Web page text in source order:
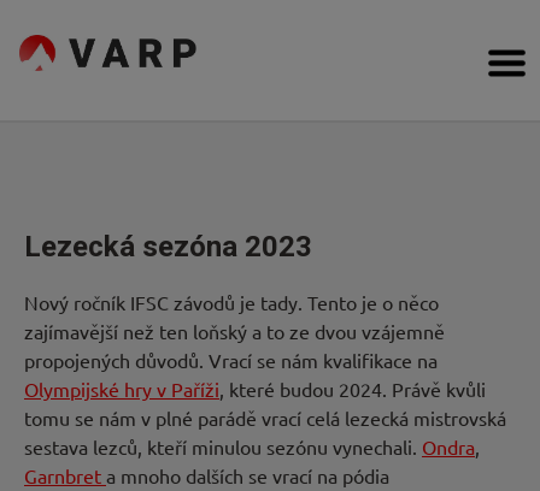
obsah
Inspirace
Komunita
Kdo
jsme
Forum
Lezecká sezóna 2023
Nový ročník IFSC závodů je tady. Tento je o něco
zajímavější než ten loňský a to ze dvou vzájemně
propojených důvodů. Vrací se nám kvalifikace na
Olympijské hry v Paříži, které budou 2024. Právě kvůli
tomu se nám v plné parádě vrací celá lezecká mistrovská
sestava lezců, kteří minulou sezónu vynechali. Ondra,
Garnbret a mnoho dalších se vrací na pódia